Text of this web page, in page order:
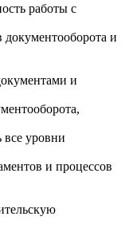
работы с
документооборота и
и
все уровни
и процессов